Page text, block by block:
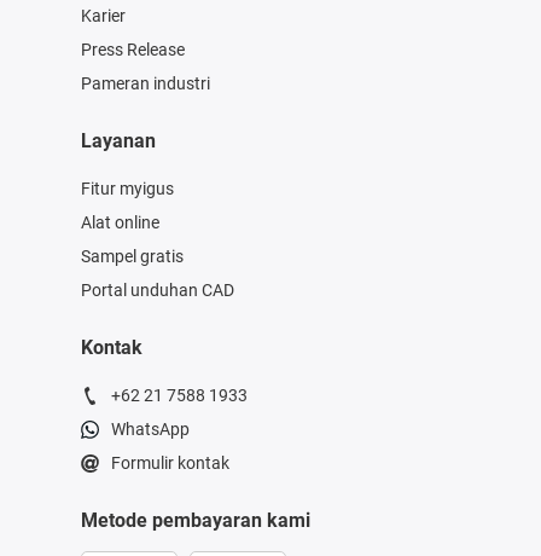
Karier
Press Release
Pameran industri
Layanan
Fitur myigus
Alat online
Sampel gratis
Portal unduhan CAD
Kontak
+62 21 7588 1933
WhatsApp
Formulir kontak
Metode pembayaran kami